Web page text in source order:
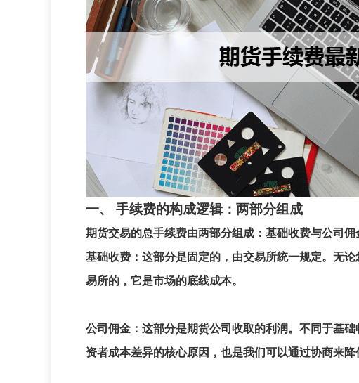
一、 手续费的构成逻辑：两部分组成
期货交易的总手续费由两部分组成： 基础收费与公司佣
基础收费 ：这部分是固定的，由交易所统一规定。无
易所的，它是市场的底线成本。
公司佣金 ：这部分是期货公司收取的利润。不同于基
资者成本差异的核心原因，也是我们可以通过协商来降